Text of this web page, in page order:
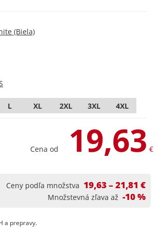
L XL 2XL 3XL 4XL
Cena od 19,63 €
Ceny podľa množstva 19,63 – 21,81 €
Množstevná zľava až -10 %
a prepravy.